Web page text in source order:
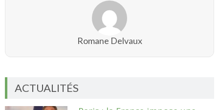
Romane Delvaux
ACTUALITÉS